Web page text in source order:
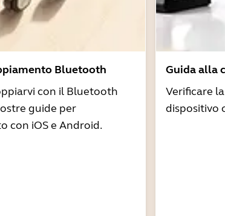
Bluetooth
con il Bluetooth
guide per
con iOS e Android.
Guida alla
Verificare
dispositivo